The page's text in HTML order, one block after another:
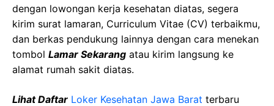
dengan lowongan kerja kesehatan diatas, segera
kirim surat lamaran, Curriculum Vitae (CV) terbaikmu,
dan berkas pendukung lainnya dengan cara menekan
tombol Lamar Sekarang atau kirim langsung ke
alamat rumah sakit diatas.
Lihat Daftar Loker Kesehatan Jawa Barat terbaru